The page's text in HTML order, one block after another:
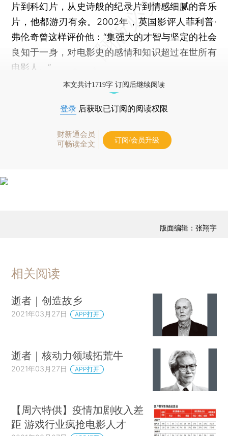
片到科幻片，从史诗般的纪录片到情感细腻的音乐
片，他都游刃有余。2002年，英国影评人菲利普·
弗伦奇曾这样评价他：“集强大的才智与坚定的社会
良知于一身，对电影史的感情和知识超过在世所有
电影人。”
本文共计1719字 订阅后继续阅读
登录 后获取已订阅的阅读权限
财新通会员
可畅读全文
订阅/会员升级
版面编辑：张翔宇
相关阅读
逝者｜创造故乡
2021年03月27日 APP打开
逝者｜核动力领域拓荒牛
2021年03月27日 APP打开
【周六特供】疫情加剧收入差
距 游戏行业疯抢电影人才